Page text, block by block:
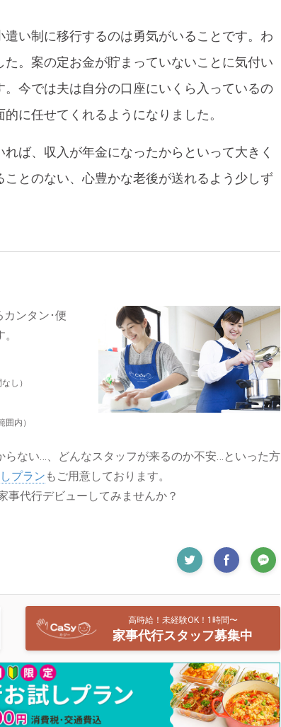
い制に移行するのは勇気がいることです。わ
。案の定お金が貯まっていないことに気付い
今では夫は自分の口座にいくら入っているの
に任せてくれるようになりました。
ば、収入が年金になったからといって大きく
とのない、心豊かな老後が送れるよう少しず
カンタン･便
し）
囲内）
ない…、どんなスタッフが来るのか不安…といった方
プラン もご用意しております。
事代行デビューしてみませんか？
高時給！未経験OK！1時間〜
家事代行スタッフ募集中